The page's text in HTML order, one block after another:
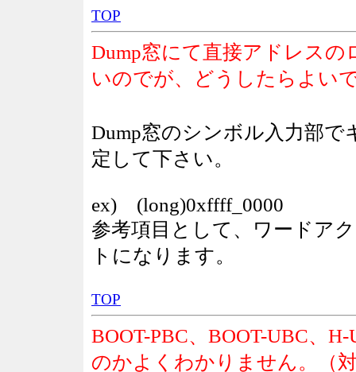
TOP
Dump窓にて直接アドレス
いのでが、どうしたらよい
Dump窓のシンボル入力部
定して下さい。
ex) (long)0xffff_0000
参考項目として、ワードア
トになります。
TOP
BOOT-PBC、BOOT-UBC、
のかよくわかりません。（